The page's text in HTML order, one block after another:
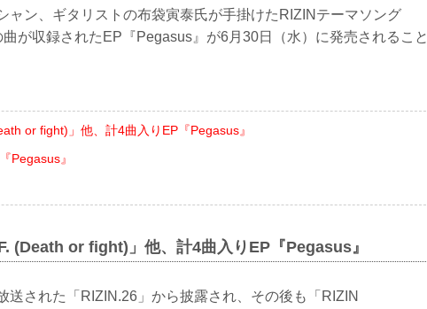
ャン、ギタリストの布袋寅泰氏が手掛けたRIZINテーマソング
曲が収録されたEP『Pegasus』が6月30日（水）に発売されること
or fight)」他、計4曲入りEP『Pegasus』
Pegasus』
(Death or fight)」他、計4曲入りEP『Pegasus』
送された「RIZIN.26」から披露され、その後も「RIZIN